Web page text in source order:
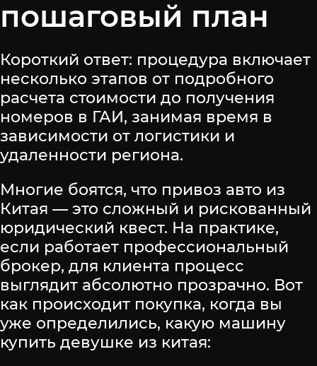
пошаговый план
Короткий ответ: процедура включает
несколько этапов от подробного
расчета стоимости до получения
номеров в ГАИ, занимая время в
зависимости от логистики и
удаленности региона.
Многие боятся, что привоз авто из
Китая — это сложный и рискованный
юридический квест. На практике,
если работает профессиональный
брокер, для клиента процесс
выглядит абсолютно прозрачно. Вот
как происходит покупка, когда вы
уже определились, какую машину
купить девушке из китая: